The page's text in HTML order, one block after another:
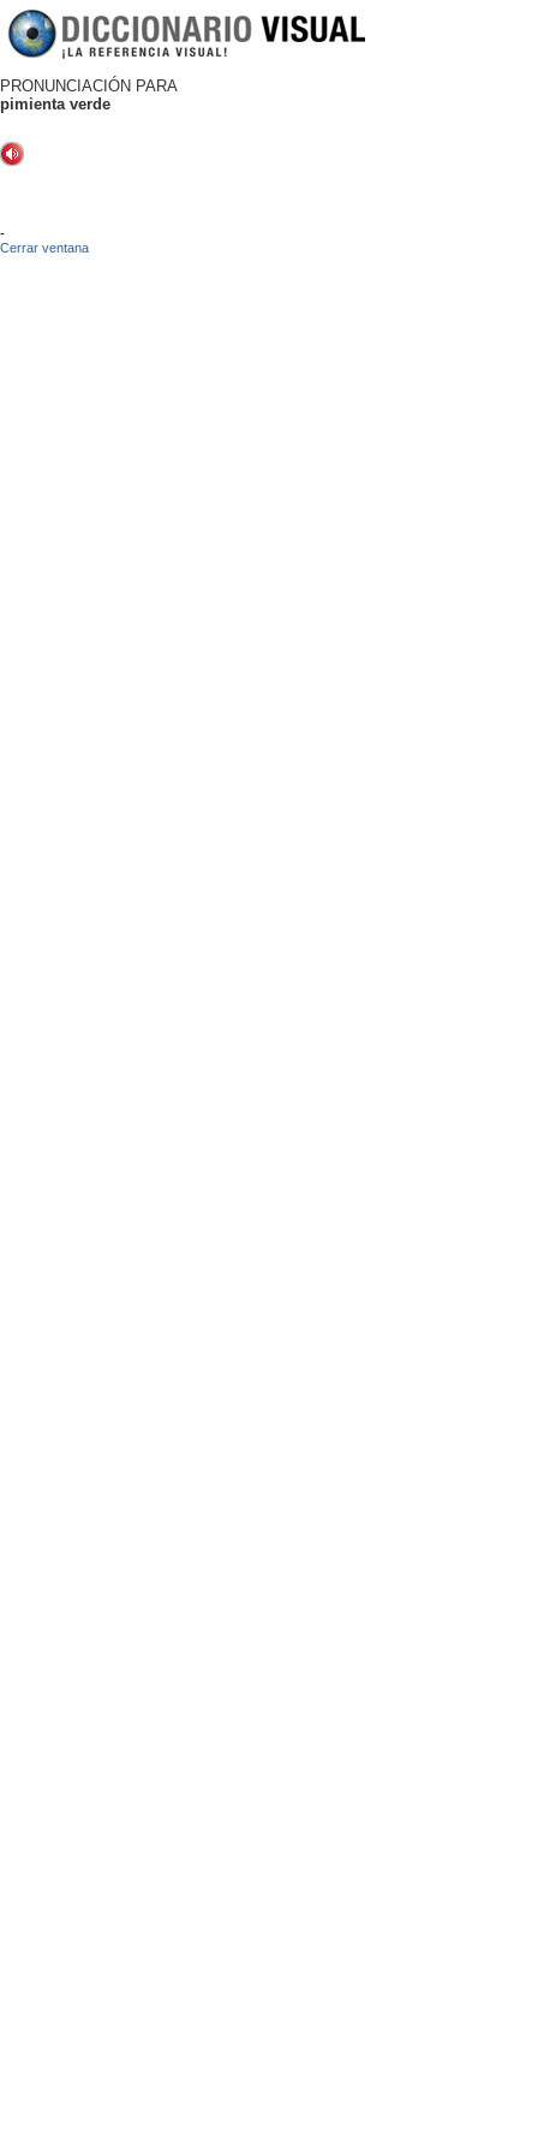
PRONUNCIACIÓN PARA
pimienta verde
-
Cerrar ventana